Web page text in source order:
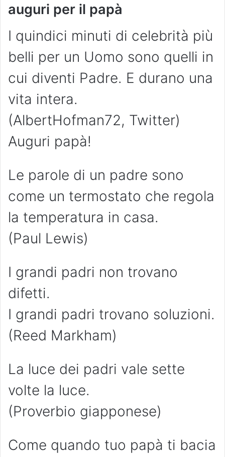
auguri per il papà
I quindici minuti di celebrità più
belli per un Uomo sono quelli in
cui diventi Padre. E durano una
vita intera.
(AlbertHofman72, Twitter)
Auguri papà!
Le parole di un padre sono
come un termostato che regola
la temperatura in casa.
(Paul Lewis)
I grandi padri non trovano
difetti.
I grandi padri trovano soluzioni.
(Reed Markham)
La luce dei padri vale sette
volte la luce.
(Proverbio giapponese)
Come quando tuo papà ti bacia